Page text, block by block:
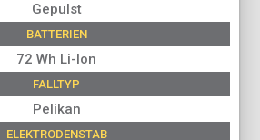
Gepulst
BATTERIEN
72 Wh Li-Ion
FALLTYP
Pelikan
ELEKTRODENSTAB